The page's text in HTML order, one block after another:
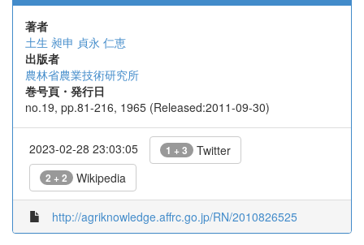
著者
土生 昶申 貞永 仁恵
出版者
農林省農業技術研究所
巻号頁・発行日
no.19, pp.81-216, 1965 (Released:2011-09-30)
2023-02-28 23:03:05 1 + 3 Twitter
2 + 2 Wikipedia
http://agriknowledge.affrc.go.jp/RN/2010826525